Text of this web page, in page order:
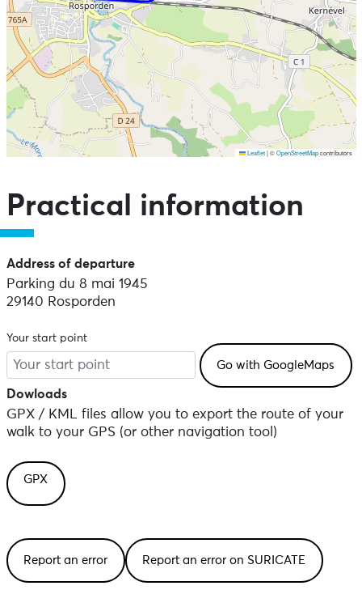
Leaflet |©OpenStreetMapcontributors
Practical information
Address of departure
Parking du 8 mai 1945
29140 Rosporden
Your start point
Dowloads
GPX / KML files allow you to export the route of your
walk to your GPS (or other navigation tool)
GPX
Report an error Report an error on SURICATE